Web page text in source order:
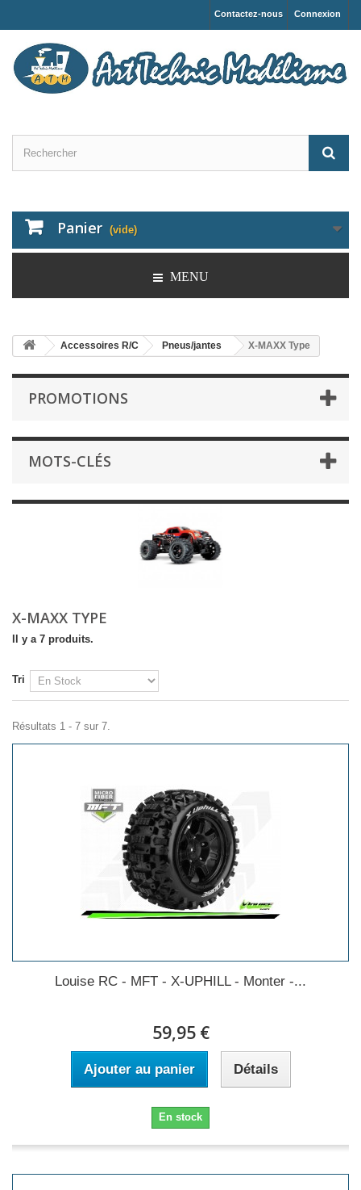
Connexion
Contactez-nous
Panier (vide)
MENU
Accessoires R/C Pneus/jantes X-MAXX Type
PROMOTIONS
MOTS-CLÉS
X-MAXX TYPE
Il y a 7 produits.
Tri
Résultats 1 - 7 sur 7.
Louise RC - MFT - X-UPHILL - Monter -...
59,95 €
Ajouter au panier Détails
En stock